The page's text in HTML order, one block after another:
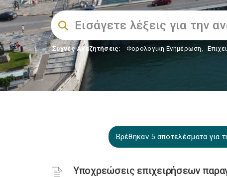
Συχνές Αναζητήσεις: Φορολογικη Ενημέρωση,
Βρέθηκαν 5 αποτελέσματα
Υποχρεώσεις επιχειρήσεων